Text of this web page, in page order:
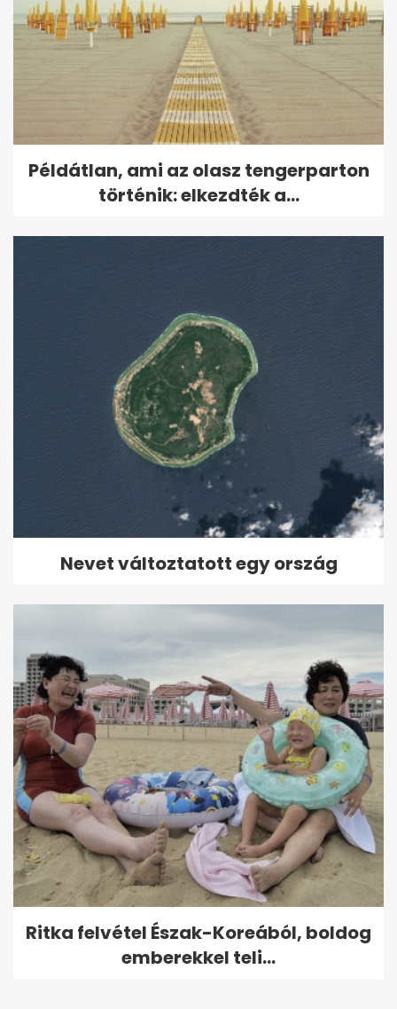
Példátlan, ami az olasz tengerparton
történik: elkezdték a...
Nevet változtatott egy ország
Ritka felvétel Észak-Koreából, boldog
emberekkel teli...